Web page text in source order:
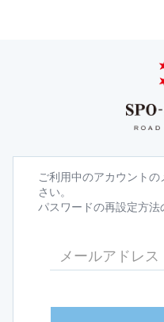
ご利用中のアカウント
さい。
パスワードの再設定方法